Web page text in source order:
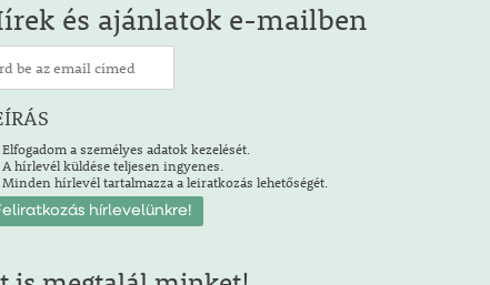
és ajánlatok e-mailben
Elfogadom a személyes adatok kezelését.
A hírlevél küldése teljesen ingyenes.
Minden hírlevél tartalmazza a leiratkozás lehetőségét.